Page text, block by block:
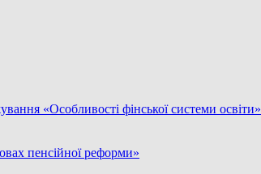
«Особливості фінської системи освіти»
пенсійної реформи»